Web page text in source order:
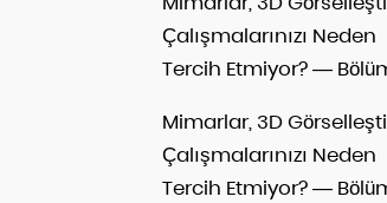
Çalışmalarınızı Neden
Tercih Etmiyor? —
Mimarlar, 3D
Çalışmalarınızı Neden
Tercih Etmiyor? —